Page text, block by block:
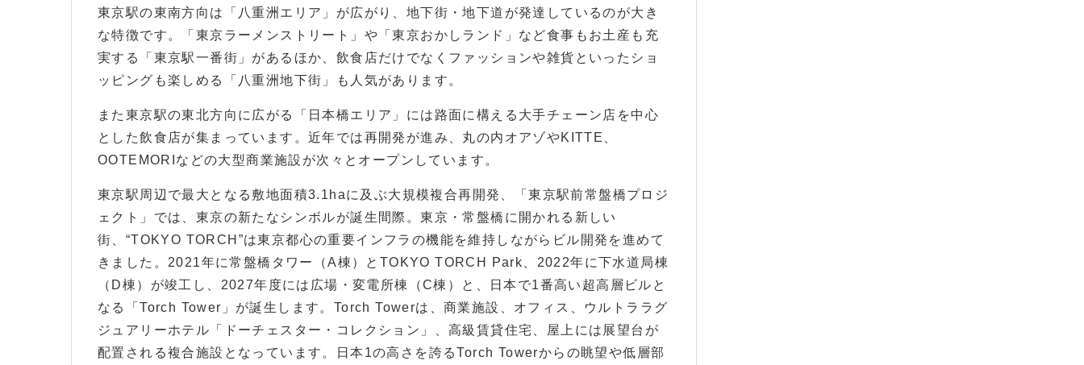
東京駅の東南方向は「八重洲エリア」が広がり、地下街・地下道が発達しているのが大き
な特徴です。「東京ラーメンストリート」や「東京おかしランド」など食事もお土産も充
実する「東京駅一番街」があるほか、飲食店だけでなくファッションや雑貨といったショ
ッピングも楽しめる「八重洲地下街」も人気があります。
また東京駅の東北方向に広がる「日本橋エリア」には路面に構える大手チェーン店を中心
とした飲食店が集まっています。近年では再開発が進み、丸の内オアゾやKITTE、
OOTEMORIなどの大型商業施設が次々とオープンしています。
東京駅周辺で最大となる敷地面積3.1haに及ぶ大規模複合再開発、「東京駅前常盤橋プロジ
ェクト」では、東京の新たなシンボルが誕生間際。東京・常盤橋に開かれる新しい
街、“TOKYO TORCH”は東京都心の重要インフラの機能を維持しながらビル開発を進めて
きました。2021年に常盤橋タワー（A棟）とTOKYO TORCH Park、2022年に下水道局棟
（D棟）が竣工し、2027年度には広場・変電所棟（C棟）と、日本で1番高い超高層ビルと
なる「Torch Tower」が誕生します。Torch Towerは、商業施設、オフィス、ウルトララグ
ジュアリーホテル「ドーチェスター・コレクション」、高級賃貸住宅、屋上には展望台が
配置される複合施設となっています。日本1の高さを誇るTorch Towerからの眺望や低層部